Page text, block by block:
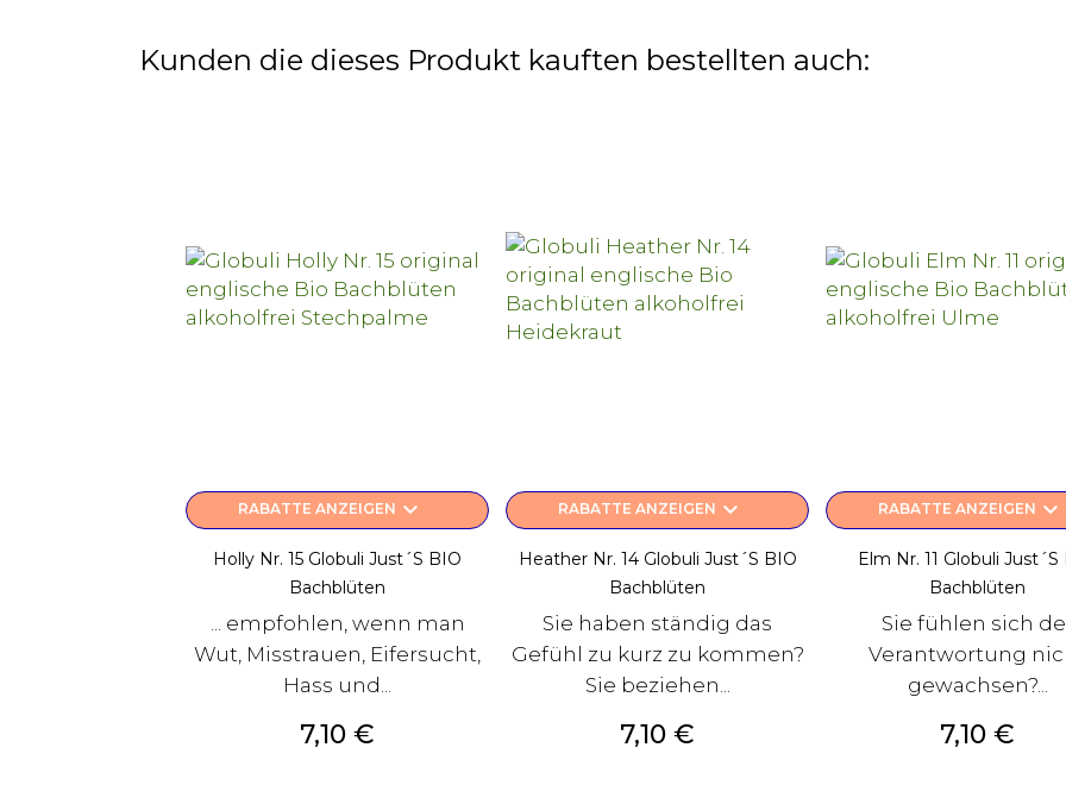
Kunden die dieses Produkt kauften bestellten auch:
RABATTE ANZEIGEN keyboard_arrow_down
Holly Nr. 15 Globuli Just´s BIO
Bachblüten
... empfohlen, wenn man
Wut, Misstrauen, Eifersucht,
Hass und...
Preis
7,10 €
RABATTE ANZEIGEN keyboard_arrow_down
Heather Nr. 14 Globuli Just´s BIO
Bachblüten
Sie haben ständig das
Gefühl zu kurz zu kommen?
Sie beziehen...
Preis
7,10 €
RABATTE ANZEIGEN keyboard_arrow_down
Elm Nr. 11 Globuli Just´s
Bachblüten
Sie fühlen sich
Verantwortung
gewachsen?...
Preis
7,10 €